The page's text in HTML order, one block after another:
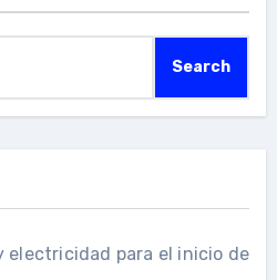
Search
electricidad para el inicio de